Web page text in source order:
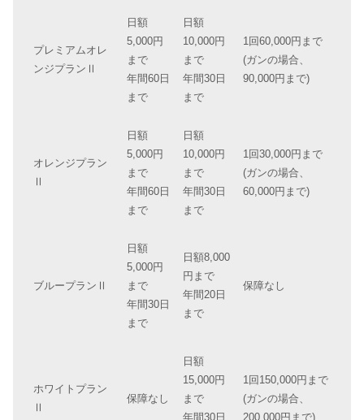
プレミアムオレ
ンジプランⅡ
日額
5,000円
まで
年間60日
まで
日額
10,000円
まで
年間30日
まで
1回60,000円まで
(ガンの場合、
90,000円まで)
オレンジプラン
Ⅱ
日額
5,000円
まで
年間60日
まで
日額
10,000円
まで
年間30日
まで
1回30,000円まで
(ガンの場合、
60,000円まで)
ブループランⅡ
日額
5,000円
まで
年間30日
まで
日額8,000
円まで
年間20日
まで
保障なし
ホワイトプラン
Ⅱ
保障なし
日額
15,000円
まで
年間30日
1回150,000円まで
(ガンの場合、
200,000円まで)